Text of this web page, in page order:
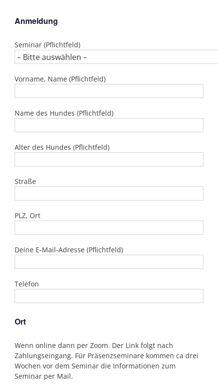
Anmeldung
Seminar (Pflichtfeld)
Vorname, Name (Pflichtfeld)
Name des Hundes (Pflichtfeld)
Alter des Hundes (Pflichtfeld)
Straße
PLZ, Ort
Deine E-Mail-Adresse (Pflichtfeld)
Telefon
Ort
Wenn online dann per Zoom. Der Link folgt nach
Zahlungseingang. Für Präsenzseminare kommen ca drei
Wochen vor dem Seminar die Informationen zum
Seminar per Mail.